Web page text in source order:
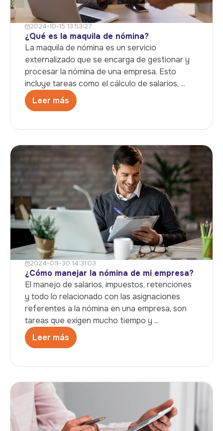
2024-10-15 13:53:27
¿Qué es la maquila de nómina?
La maquila de nómina es un servicio
externalizado que se encarga de gestionar y
procesar la nómina de una empresa. Esto
incluye tareas como el cálculo de salarios, ...
Leer más
2024-09-30 14:31:03
¿Cómo manejar la nómina de mi empresa?
El manejo de salarios, impuestos, retenciones
y todo lo relacionado con las asignaciones
referentes a la nómina en una empresa, son
tareas que exigen mucho tiempo y ...
Leer más